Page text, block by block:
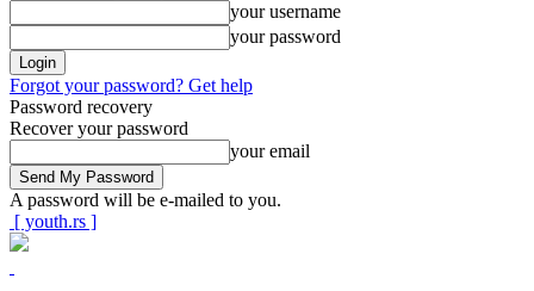
your username
your password
Forgot your password? Get help
Password recovery
Recover your password
your email
A password will be e-mailed to you.
[ youth.rs ]